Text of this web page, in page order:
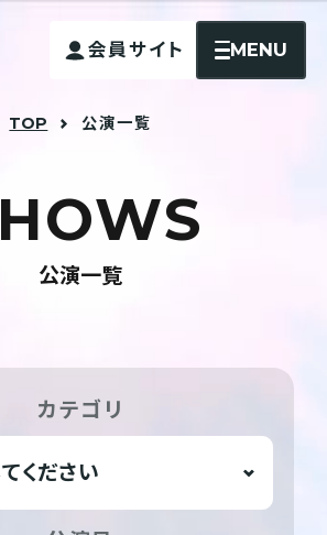
会員サイト MENU
TOP 公演一覧
HOWS
公演一覧
カテゴリ